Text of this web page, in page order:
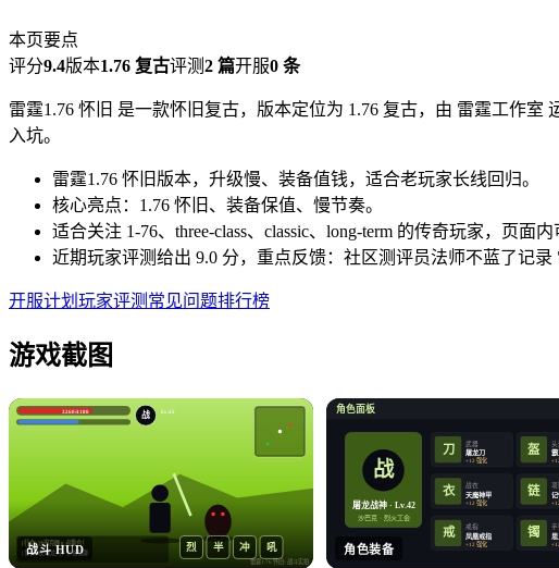
本页要点
评分9.4版本1.76 复古评测2 篇开服0 条
雷霆1.76 怀旧 是一款怀旧复古，版本定位为 1.76 复古，由 雷霆工作
入坑。
雷霆1.76 怀旧版本，升级慢、装备值钱，适合老玩家长线回归。
核心亮点：1.76 怀旧、装备保值、慢节奏。
适合关注 1-76、three-class、classic、long-term 的传奇玩家，页面
近期玩家评测给出 9.0 分，重点反馈：社区测评员法师不蓝了记
开服计划 玩家评测 常见问题排行榜
游戏截图
3260/4180 战 Lv.42
烈 半 冲 吼
[行会] 沙巴克晚 8 点集合！
[世界] 收 屠龙刀，价格私聊
雷霆1.76 怀旧· 战斗实拍
战斗 HUD
角色面板
战
屠龙战神 · Lv.42
沙巴克 · 烈火工会
刀
武器
屠龙刀
+12 强化
盔
头
霸
衣
战衣
天魔神甲
+12 强化
链
项
记
戒
戒指
凤凰戒指
+12 强化
镯
手
思
角色装备